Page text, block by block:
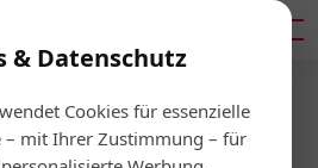
& Datenschutz
Cookies für essenzielle
– mit Ihrer Zustimmung – für
Von: